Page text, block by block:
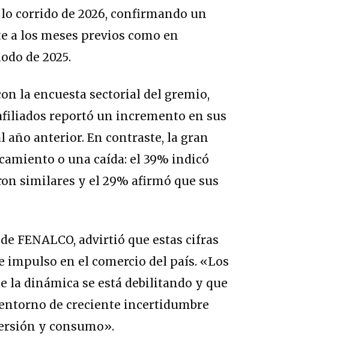
corrido de 2026, confirmando un
los meses previos como en
de 2025.
la encuesta sectorial del gremio,
reportó un incremento en sus
año anterior. En contraste, la gran
o una caída: el 39% indicó
similares y el 29% afirmó que sus
FENALCO, advirtió que estas cifras
impulso en el comercio del país. «Los
la dinámica se está debilitando y que
de creciente incertidumbre
y consumo».